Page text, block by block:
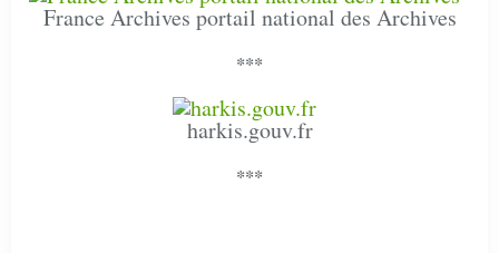
France Archives portail national des Archives
***
harkis.gouv.fr
***